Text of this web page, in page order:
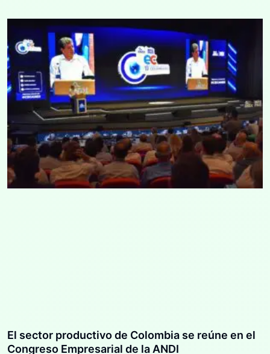
El sector productivo de Colombia se reúne en el
Congreso Empresarial de la ANDI